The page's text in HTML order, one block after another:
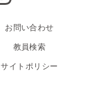
お問い合わせ
教員検索
サイトポリシー